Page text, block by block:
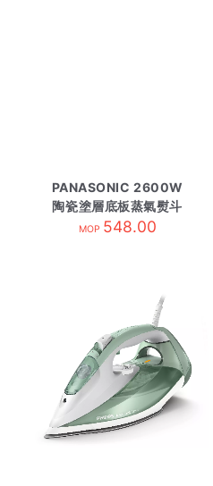
PANASONIC 2600W
陶瓷塗層底板蒸氣熨斗
NI-U800
MOP 548.00